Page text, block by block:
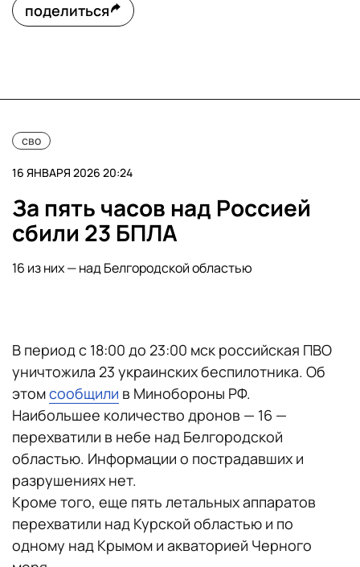
поделиться
сво
16 ЯНВАРЯ 2026 20:24
За пять часов над Россией
сбили 23 БПЛА
16 из них — над Белгородской областью
В период с 18:00 до 23:00 мск российская ПВО
уничтожила 23 украинских беспилотника. Об
этомсообщили в Минобороны РФ.
Наибольшее количество дронов — 16 —
перехватили в небе над Белгородской
областью. Информации о пострадавших и
разрушениях нет.
Кроме того, еще пять летальных аппаратов
перехватили над Курской областью и по
одному над Крымом и акваторией Черного